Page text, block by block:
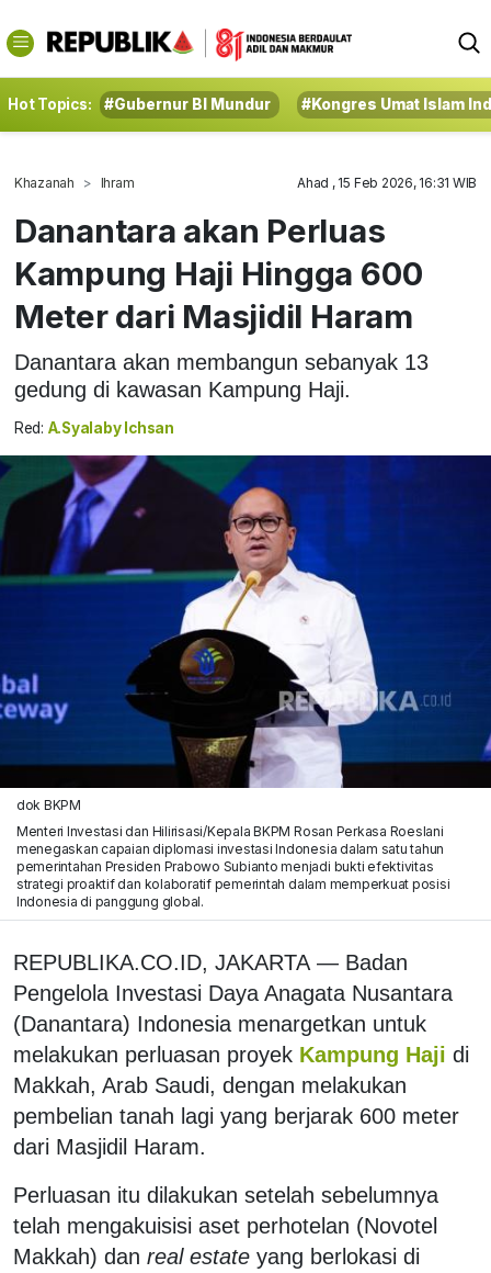
Hot Topics: #Gubernur BI Mundur #Kongres Umat Islam
Khazanah Ihram Ahad , 15 Feb 2026, 16:31 WIB
Danantara akan Perluas
Kampung Haji Hingga 600
Meter dari Masjidil Haram
Danantara akan membangun sebanyak 13
gedung di kawasan Kampung Haji.
Red: A.Syalaby Ichsan
dok BKPM
Menteri Investasi dan Hilirisasi/Kepala BKPM Rosan Perkasa Roeslani
menegaskan capaian diplomasi investasi Indonesia dalam satu tahun
pemerintahan Presiden Prabowo Subianto menjadi bukti efektivitas
strategi proaktif dan kolaboratif pemerintah dalam memperkuat posisi
Indonesia di panggung global.
REPUBLIKA.CO.ID, JAKARTA — Badan
Pengelola Investasi Daya Anagata Nusantara
(Danantara) Indonesia menargetkan untuk
melakukan perluasan proyek Kampung Haji di
Makkah, Arab Saudi, dengan melakukan
pembelian tanah lagi yang berjarak 600 meter
dari Masjidil Haram.
Perluasan itu dilakukan setelah sebelumnya
telah mengakuisisi aset perhotelan (Novotel
Makkah) dan real estate yang berlokasi di